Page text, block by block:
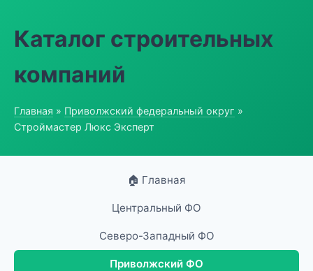
Каталог строительных
компаний
Главная » Приволжский федеральный округ »
Строймастер Люкс Эксперт
🏠 Главная
Центральный ФО
Северо-Западный ФО
Приволжский ФО